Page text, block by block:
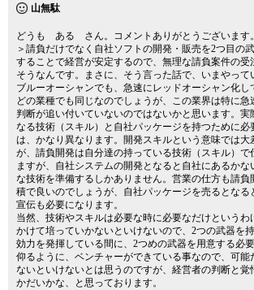
山無駄
どうも ある さん。コメントありがとうございます。
＞請負だけでなく自社ソフトの開発・販売を2つ目の
することで経営が安定するので、無理な請負案件の受
そうなんです。まさに、そう言った話で、いまやって
ブルーオーシャンでも、急速にレッドオーシャン化し
どの業種でも同じなのでしょうが、この業界は特に
判断が追い付いていないのではないかと思います。実
なる技術（スキル）と自社パッケージを持つために必
は、かなり異なります。開発スキルという意味では大
が、請負開発は自分達の持っている技術（スキル）で
ますが、自社システムの開発となると自社にあるか
な技術を準備するしかありません。営業の仕方も請負
積で良いのでしょうが、自社パッケージを売るとなる
宣伝も必要になります。
当然、技術やスキルは必要な時に必要なだけというわ
かけて培っていかないといけないので、2つの武器を
効力を発揮している間に、2つめの武器を用意する必要
仰るように、ベンチャーができている事なので、可能
ないといけないとは思うのですが、経営者の判断と覚
かだいかな、と思っております。